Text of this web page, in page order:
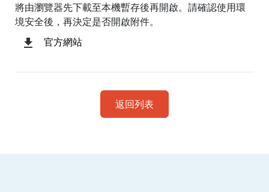
將由瀏覽器先下載至本機暫存後再開啟。請確認使用環
境安全後，再決定是否開啟附件。
官方網站
返回列表